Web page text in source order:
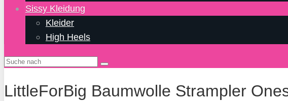
Sissy Kleidung
Kleider
High Heels
LittleForBig Baumwolle Strampler